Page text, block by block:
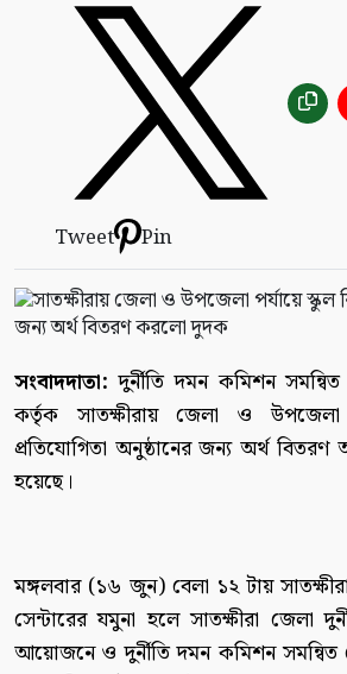
Tweet Pin
সংবাদদাতা: দুর্নীতি দমন কমিশন
কর্তৃক সাতক্ষীরায় জেলা ও উপজেলা
প্রতিযোগিতা অনুষ্ঠানের জন্য অর্থ বিতরণ
হয়েছে।
মঙ্গলবার (১৬ জুন) বেলা ১২ টায়
সেন্টারের যমুনা হলে সাতক্ষীরা জেলা
আয়োজনে ও দুর্নীতি দমন কমিশন সমন্বিত